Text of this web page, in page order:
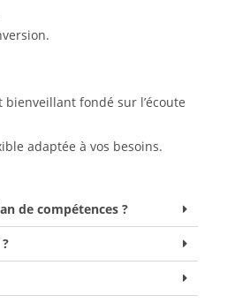
bienveillant fondé sur l’écoute
adaptée à vos besoins.
de compétences ?